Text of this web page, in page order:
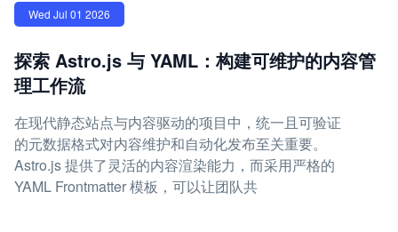
Wed Jul 01 2026
探索 Astro.js 与 YAML：构建可维护的内容管
理工作流
在现代静态站点与内容驱动的项目中，统一且可验证
的元数据格式对内容维护和自动化发布至关重要。
Astro.js 提供了灵活的内容渲染能力，而采用严格的
YAML Frontmatter 模板，可以让团队共